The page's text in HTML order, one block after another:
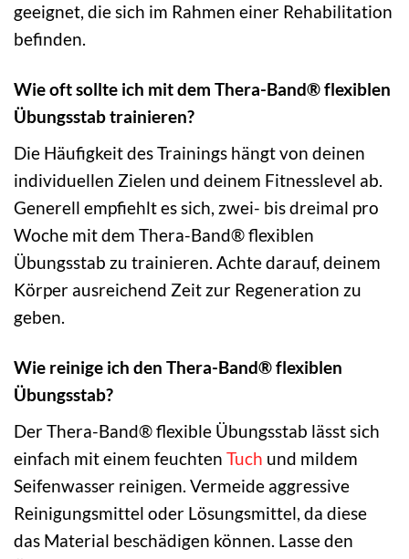
geeignet, die sich im Rahmen einer Rehabilitation
befinden.
Wie oft sollte ich mit dem Thera-Band® flexiblen
Übungsstab trainieren?
Die Häufigkeit des Trainings hängt von deinen
individuellen Zielen und deinem Fitnesslevel ab.
Generell empfiehlt es sich, zwei- bis dreimal pro
Woche mit dem Thera-Band® flexiblen
Übungsstab zu trainieren. Achte darauf, deinem
Körper ausreichend Zeit zur Regeneration zu
geben.
Wie reinige ich den Thera-Band® flexiblen
Übungsstab?
Der Thera-Band® flexible Übungsstab lässt sich
einfach mit einem feuchten Tuch und mildem
Seifenwasser reinigen. Vermeide aggressive
Reinigungsmittel oder Lösungsmittel, da diese
das Material beschädigen können. Lasse den